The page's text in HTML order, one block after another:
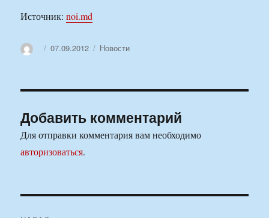
Источник:noi.md
АвторОпубликовано
07.09.2012 Рубрики
Новости
Добавить комментарий
Для отправки комментария вам необходимо
авторизоваться.